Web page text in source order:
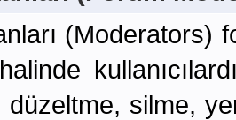
(Moderators)
silme,